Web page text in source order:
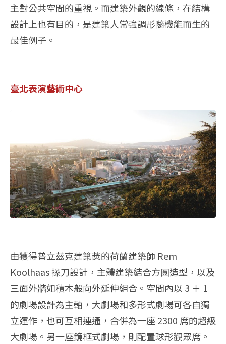
主對公共空間的重視。而建築外觀的線條，在結構
設計上也有目的，是建築人常強調形隨機能而生的
最佳例子。
臺北表演藝術中心
由獲得普立茲克建築獎的荷蘭建築師 Rem
Koolhaas 操刀設計，主體建築結合方圓造型，以及
三面外牆如積木般向外延伸組合。空間內以 3 ＋ 1
的劇場設計為主軸，大劇場和多形式劇場可各自獨
立運作，也可互相連通，合併為一座 2300 席的超級
大劇場。另一座鏡框式劇場，則配置球形觀眾席。